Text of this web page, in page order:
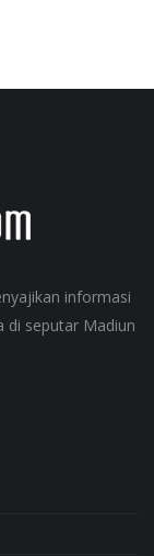
informasi
di seputar Madiun